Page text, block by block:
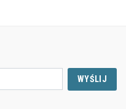
WYŚLIJ